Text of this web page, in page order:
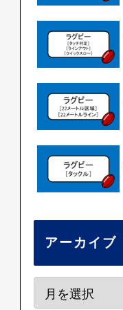
アーカイブ